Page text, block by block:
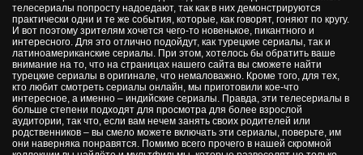
телесериалы попросту надоедают, так как в них демонстрируются
практически одни и те же события, которые, как говорят, гоняют по кругу.
И вот поэтому зрителям хочется чего-то новенькое, пикантного и
интересного. Для это отлично подойдут, как турецкие сериалы, так и
латиноамериканские сериалы. При этом, хотелось бы обратить ваше
внимание на то, что на страницах нашего сайта вы сможете найти
турецкие сериалы в оригинале, что немаловажно. Кроме того, для тех,
кто любит смотреть сериалы онлайн, мы приготовили кое-что
интересное, а именно – индийские сериалы. Правда, эти телесериалы в
больше степени подходят для просмотра для более взрослой
аудитории, так что, если вам нечем занять своих родителей или
родственников – вы смело можете включать эти сериалы, поверьте, им
они наверняка понравятся. Помимо всего прочего в нашей скромной